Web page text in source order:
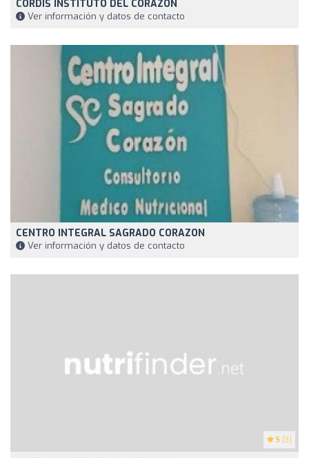
CORDIS INSTITUTO DEL CORAZON
Ver información y datos de contacto
CENTRO INTEGRAL SAGRADO CORAZON
Ver información y datos de contacto
5 (3)